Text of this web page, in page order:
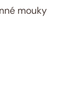
mouky